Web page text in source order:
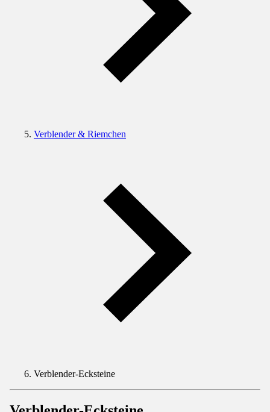
Verblender & Riemchen
Verblender-Ecksteine